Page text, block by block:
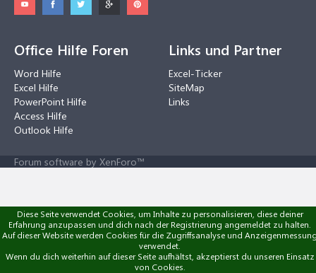
Office Hilfe Foren
Word Hilfe
Excel Hilfe
PowerPoint Hilfe
Access Hilfe
Outlook Hilfe
Links und Partner
Excel-Ticker
SiteMap
Links
Forum software by XenForo™
Diese Seite verwendet Cookies, um Inhalte zu personalisieren, diese deiner
Erfahrung anzupassen und dich nach der Registrierung angemeldet zu halten.
Auf dieser Website werden Cookies für die Zugriffsanalyse und
verwendet.
Wenn du dich weiterhin auf dieser Seite aufhältst, akzeptierst du unseren Einsatz
von Cookies.